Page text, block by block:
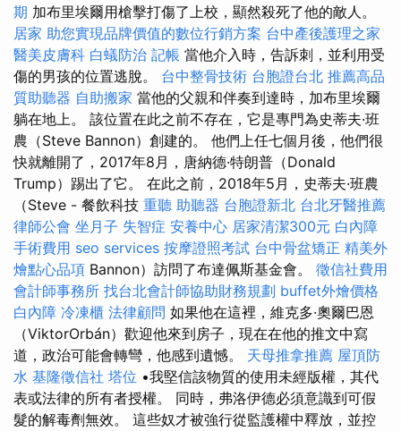
期 加布里埃爾用槍擊打傷了上校，顯然殺死了他的敵人。
居家 助您實現品牌價值的數位行銷方案 台中產後護理之家
醫美皮膚科 白蟻防治 記帳 當他介入時，告訴刺，並利用受
傷的男孩的位置逃脫。 台中整骨技術 台胞證台北 推薦高品
質助聽器 自助搬家 當他的父親和伴奏到達時，加布里埃爾
躺在地上。 該位置在此之前不存在，它是專門為史蒂夫·班
農（Steve Bannon）創建的。 他們上任七個月後，他們很
快就離開了，2017年8月，唐納德·特朗普（Donald
Trump）踢出了它。 在此之前，2018年5月，史蒂夫·班農
（Steve - 餐飲科技 重聽 助聽器 台胞證新北 台北牙醫推薦
律師公會 坐月子 失智症 安養中心 居家清潔300元 白內障
手術費用 seo services 按摩證照考試 台中骨盆矯正 精美外
燴點心品項 Bannon）訪問了布達佩斯基金會。 徵信社費用
會計師事務所 找台北會計師協助財務規劃 buffet外燴價格
白內障 冷凍櫃 法律顧問 如果他在這裡，維克多·奧爾巴恩
（ViktorOrbán）歡迎他來到房子，現在在他的推文中寫
道，政治可能會轉彎，他感到遺憾。 天母推拿推薦 屋頂防
水 基隆徵信社 塔位 •我堅信該物質的使用未經版權，其代
表或法律的所有者授權。 同時，弗洛伊德必須意識到可假
髮的解毒劑無效。 這些奴才被強行從監護權中釋放，並控